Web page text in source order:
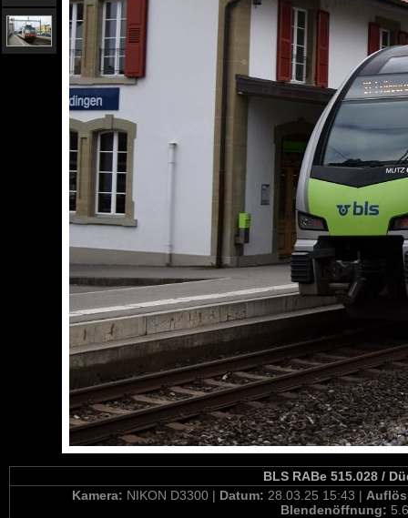
BLS RABe 515.028 /
Kamera: NIKON D3300 | Datum: 28.03.25 15:43 |
Blendenöffnung: